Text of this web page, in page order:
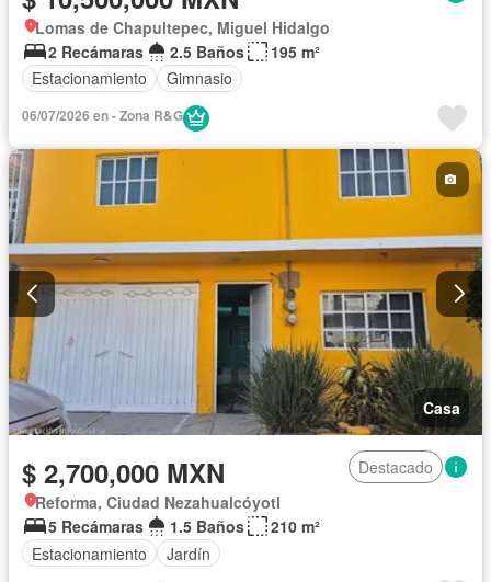
Lomas de Chapultepec, Miguel Hidalgo
2 Recámaras
2.5 Baños
195 m²
Estacionamiento
Gimnasio
06/07/2026 en - Zona R&G
Casa
$ 2,700,000 MXN
Destacado
Reforma, Ciudad Nezahualcóyotl
5 Recámaras
1.5 Baños
210 m²
Estacionamiento
Jardín